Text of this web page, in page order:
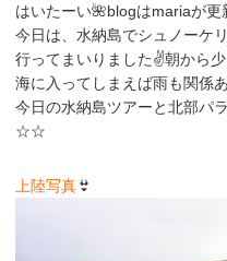
はいたーい🌺blogはmariaが更
今日は、水納島でシュノーケ
行ってまいりました✌朝から
海に入ってしまえば雨も関係
今日の水納島ツアーと北部パ
☆☆
上陸写真👙